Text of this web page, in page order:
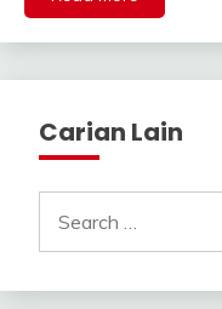
Carian Lain
for: